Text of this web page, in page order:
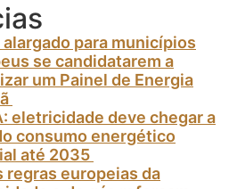
alargado para municípios
se candidatarem a
um Painel de Energia
eletricidade deve chegar a
consumo energético
até 2035
regras europeias da